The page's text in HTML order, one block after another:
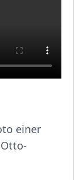
einer